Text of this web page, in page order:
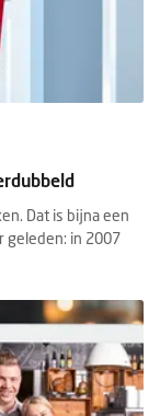
Dat is bijna een
geleden: in 2007